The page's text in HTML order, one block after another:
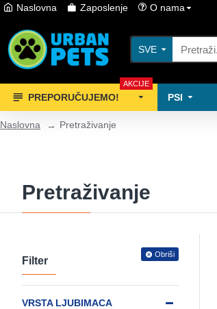
Naslovna Zaposlenje O nama
SVE
PREPORUČUJEMO!
AKCIJE
PSI
Naslovna Pretraživanje
Pretraživanje
Filter
Obriši
VRSTA LJUBIMACA